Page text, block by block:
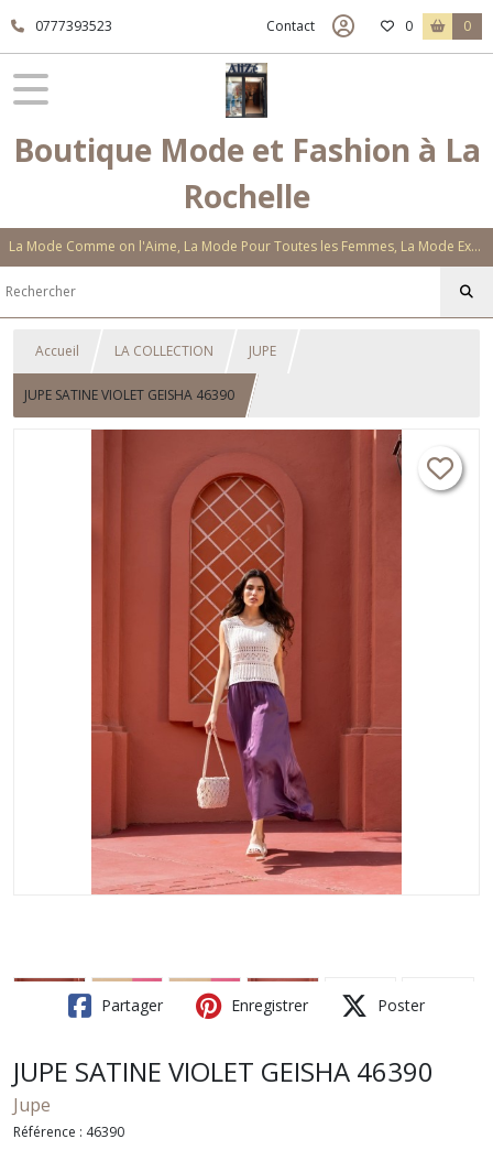
0777393523 Contact 0 0
Boutique Mode et Fashion à La
Rochelle
La Mode Comme on l'Aime, La Mode Pour Toutes les Femmes, La Mode Exclusive Aux Matières Et Couleurs Novatrices, La Mode Qui Vous Séduira
Accueil LA COLLECTION JUPE
JUPE SATINE VIOLET GEISHA 46390
Partager Enregistrer Poster
JUPE SATINE VIOLET GEISHA 46390
Jupe
Référence : 46390